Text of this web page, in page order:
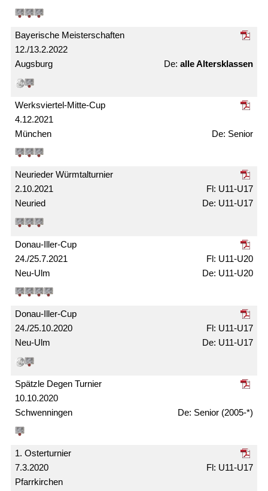
12./13.2.2022
Bayerische Meister­schaften
Augsburg alle Alters­klassen
4.12.2021
Werksviertel-Mitte-Cup
München Senior
2.10.2021
Neurieder Würmtal­turnier
Neuried
U11-U17
U11-U17
24./25.7.2021
Donau-Iller-Cup
Neu-Ulm
U11-U20
U11-U20
24./25.10.2020
Donau-Iller-Cup
Neu-Ulm
U11-U17
U11-U17
10.10.2020
Spätzle Degen Turnier
Schwenningen Senior (2005-*)
7.3.2020
1. Oster­turnier
Pfarrkirchen
U11-U17